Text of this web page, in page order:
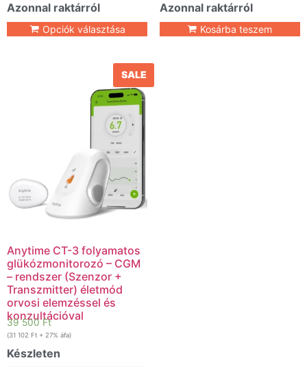
Azonnal raktárról
Opciók választása
Azonnal raktárról
Kosárba teszem
SALE
Anytime CT-3 folyamatos
glükózmonitorozó – CGM
– rendszer (Szenzor +
Transzmitter) életmód
orvosi elemzéssel és
konzultációval
39 500Ft
(31 102 Ft + 27% áfa)
Készleten